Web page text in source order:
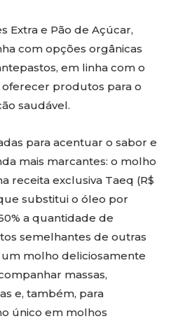
Extra e Pão de Açúcar,
com opções orgânicas
em linha com o
produtos para o
saudável.
para acentuar o sabor e
mais marcantes: o molho
receita exclusiva Taeq (R$
substitui o óleo por
a quantidade de
semelhantes de outras
molho deliciosamente
massas,
e, também, para
único em molhos